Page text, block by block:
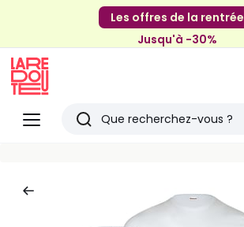
Les offres de la rentrée
Jusqu'à -30%
Menu
Redoute
Rechercher